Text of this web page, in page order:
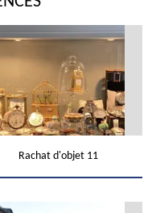
Rachat d'objet 11